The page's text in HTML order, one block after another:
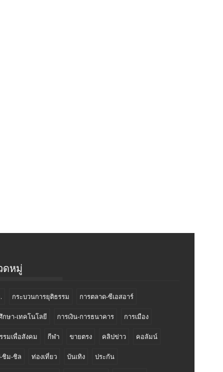
ดหมู่
กระบวนการยุติธรรม การตลาด-ซีเอสอาร์
กษา-เทคโนโลยี การเงิน-การธนาคาร การเมือง
รมเพื่อสังคม กีฬา ขายตรง คลิปข่าว คอลัมน์
ชิม-ชิล ท่องเที่ยว บันเทิง ประกัน